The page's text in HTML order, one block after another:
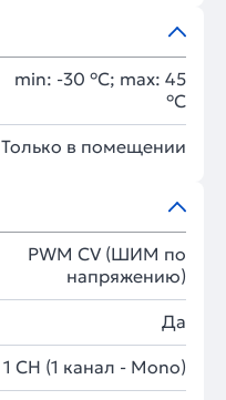
min: -30 °C; max: 45
°C
Только в помещении
PWM СV (ШИМ по
напряжению)
Да
1 CH (1 канал - Mono)